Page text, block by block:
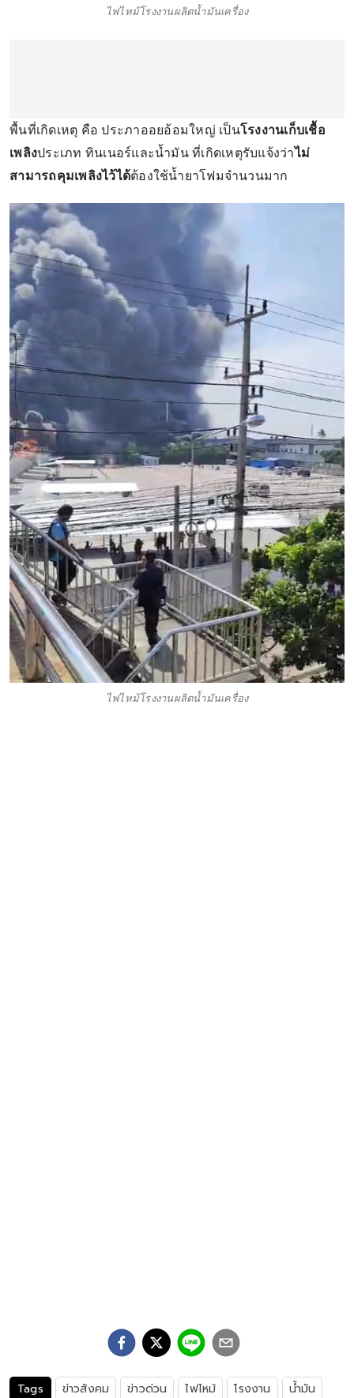
ไฟไหม้โรงงานผลิตน้ำมันเครื่อง
พื้นที่เกิดเหตุ คือ ประภาออยอ้อมใหญ่ เป็นโรงงานเก็บเชื้อ
เพลิงประเภท ทินเนอร์และน้ำมัน ที่เกิดเหตุรับแจ้งว่าไม่
สามารถคุมเพลิงไว้ได้ต้องใช้น้ำยาโฟมจำนวนมาก
ไฟไหม้โรงงานผลิตน้ำมันเครื่อง
Tags ข่าวสังคม ข่าวด่วน ไฟไหม้ โรงงาน
น้ำมัน